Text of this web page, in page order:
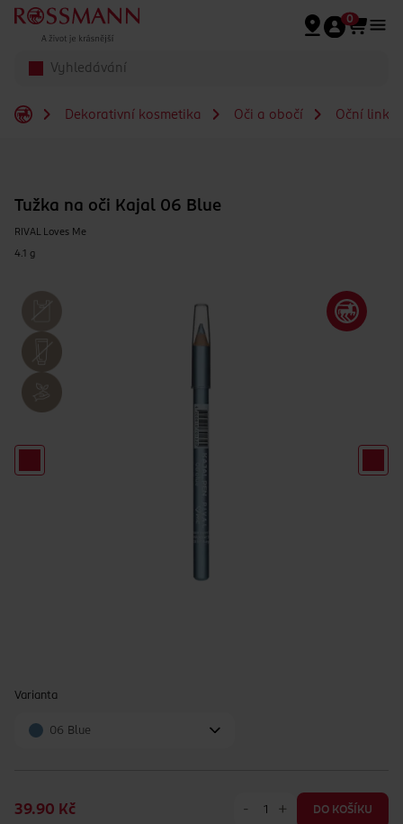
Přeskočit na hlavmní obsah
0
Dekorativní kosmetika Oči a obočí Oční linky
Tužka na oči Kajal 06 Blue
RIVAL Loves Me
4.1 g
Varianta
06 Blue
39.90 Kč - + DO KOŠÍKU